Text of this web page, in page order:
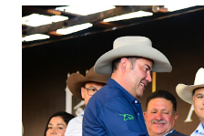
Corazón Urbano y el
informó que en este
metros cuadrados de
Nieto, entre Jesús F.
lo que se aplicará pintura en